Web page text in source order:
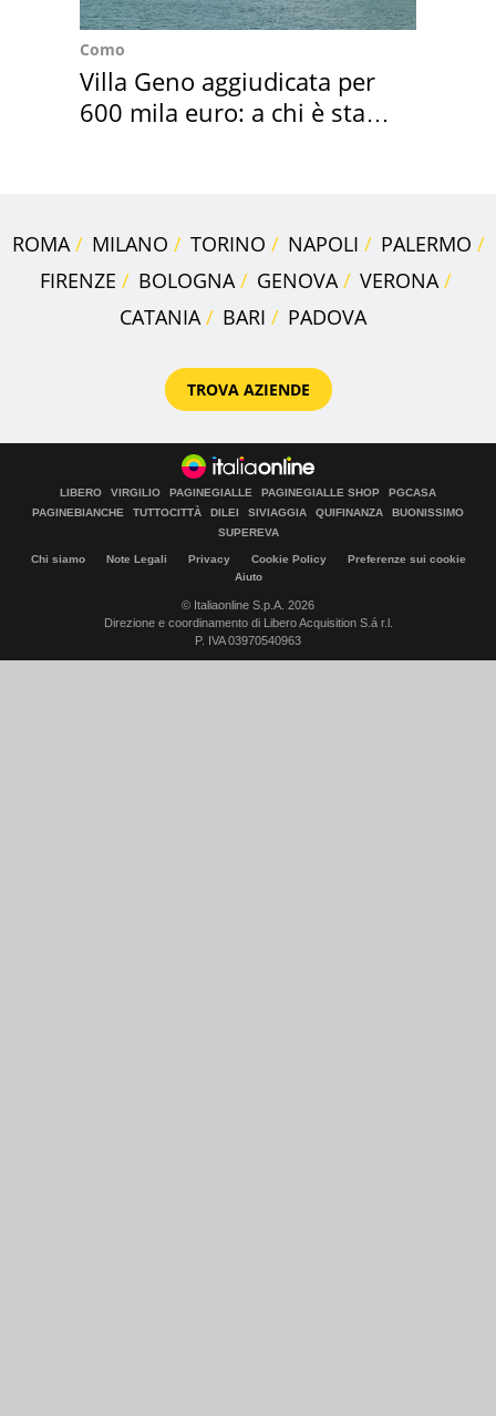
Como
Villa Geno aggiudicata per
600 mila euro: a chi è stata
ROMA MILANO TORINO NAPOLI
PALERMO
FIRENZE
BOLOGNA GENOVA
VERONA
CATANIA
BARI PADOVA
TROVA AZIENDE
LIBERO VIRGILIO PAGINEGIALLE PAGINEGIALLE SHOP
PGCASA
PAGINEBIANCHE
TUTTOCITTÀ DILEI SIVIAGGIA QUIFINANZA
BUONISSIMO
SUPEREVA
Chi siamo Note Legali Privacy Cookie Policy
Preferenze sui cookie
Aiuto
© Italiaonline S.p.A. 2026
Direzione e coordinamento di Libero Acquisition S.á r.l.
P. IVA 03970540963